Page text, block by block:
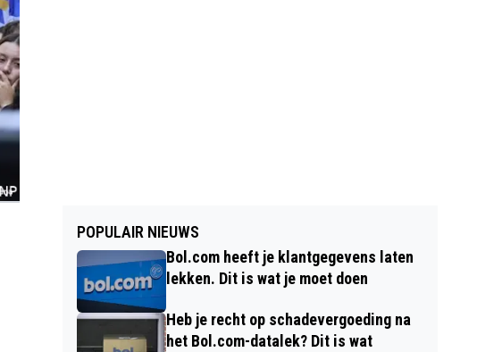
POPULAIR NIEUWS
Bol.com heeft je klantgegevens laten
lekken. Dit is wat je moet doen
Heb je recht op schadevergoeding na
het Bol.com-datalek? Dit is wat